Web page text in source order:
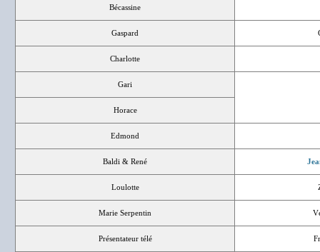
Bécassine
Gaspard
Charlotte
Gari
Horace
Edmond
Baldi & René
Loulotte
Marie Serpentin
Présentateur télé